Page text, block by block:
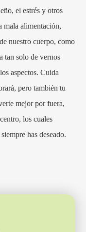
el estrés y otros
mala alimentación,
nuestro cuerpo, como
tan solo de vernos
aspectos. Cuida
pero también tu
mejor por fuera,
los cuales
has deseado.